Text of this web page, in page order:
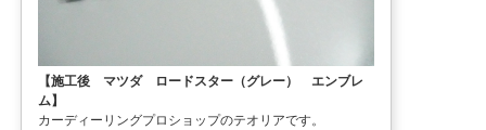
【施工後 マツダ ロードスター（グレー） エンブレ
ム】
カーディーリングプロショップのテオリアです。